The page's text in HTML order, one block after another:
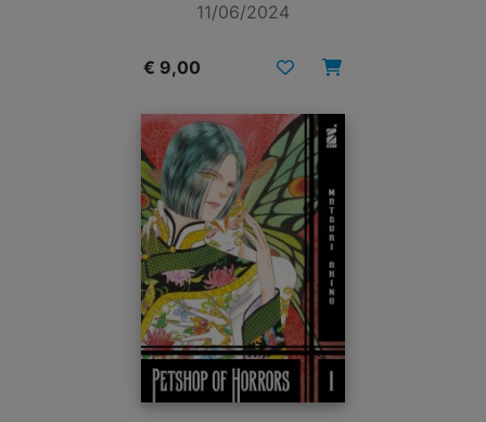
11/06/2024
€ 9,00